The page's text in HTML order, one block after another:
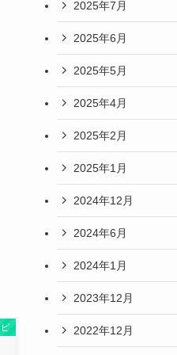
2025年7月
2025年6月
2025年5月
2025年4月
2025年2月
2025年1月
2024年12月
2024年6月
2024年1月
2023年12月
2022年12月